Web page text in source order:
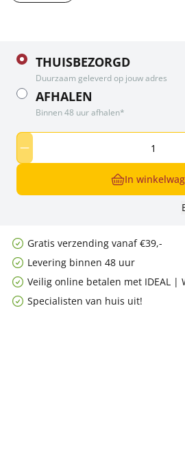
THUISBEZORGD
Duurzaam geleverd op jouw adres
AFHALEN
Binnen 48 uur afhalen*
In
Gratis verzending vanaf €39,-
Levering binnen 48 uur
Veilig online betalen met IDEAL |
Specialisten van huis uit!